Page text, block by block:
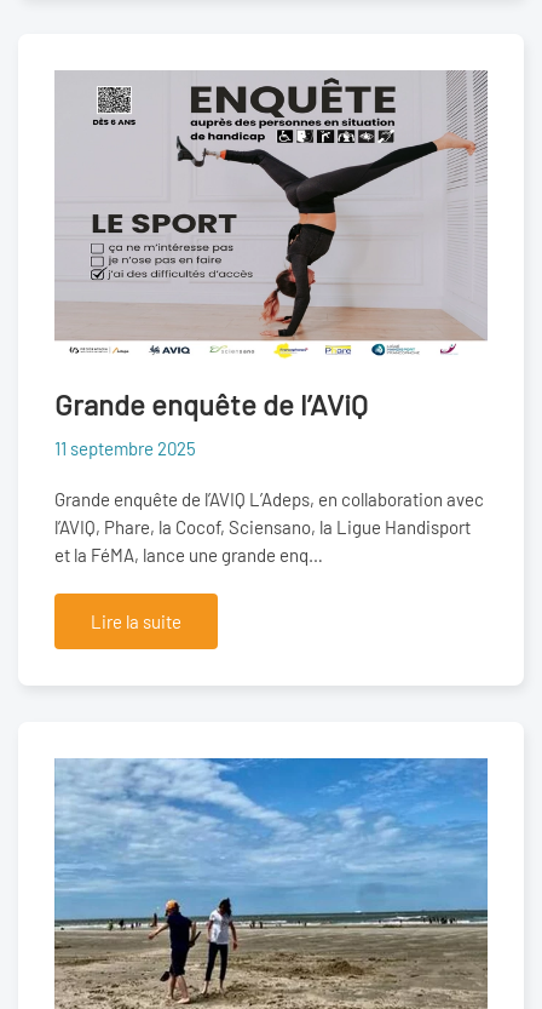
Grande enquête de l’AViQ
11 septembre 2025
Grande enquête de l’AVIQ L’Adeps, en collaboration avec
l’AVIQ, Phare, la Cocof, Sciensano, la Ligue Handisport
et la FéMA, lance une grande enq…
Lire la suite